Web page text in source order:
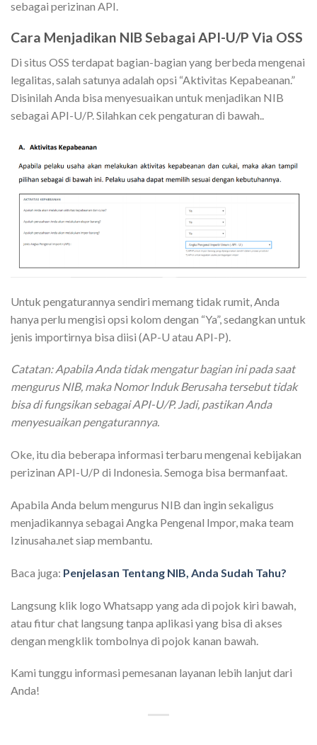
sebagai perizinan API.
Cara Menjadikan NIB Sebagai API-U/P Via OSS
Di situs OSS terdapat bagian-bagian yang berbeda mengenai
legalitas, salah satunya adalah opsi “Aktivitas Kepabeanan.”
Disinilah Anda bisa menyesuaikan untuk menjadikan NIB
sebagai API-U/P. Silahkan cek pengaturan di bawah..
Untuk pengaturannya sendiri memang tidak rumit, Anda
hanya perlu mengisi opsi kolom dengan “Ya”, sedangkan untuk
jenis importirnya bisa diisi (AP-U atau API-P).
Catatan: Apabila Anda tidak mengatur bagian ini pada saat
mengurus NIB, maka Nomor Induk Berusaha tersebut tidak
bisa di fungsikan sebagai API-U/P. Jadi, pastikan Anda
menyesuaikan pengaturannya.
Oke, itu dia beberapa informasi terbaru mengenai kebijakan
perizinan API-U/P di Indonesia. Semoga bisa bermanfaat.
Apabila Anda belum mengurus NIB dan ingin sekaligus
menjadikannya sebagai Angka Pengenal Impor, maka team
Izinusaha.net siap membantu.
Baca juga: Penjelasan Tentang NIB, Anda Sudah Tahu?
Langsung klik logo Whatsapp yang ada di pojok kiri bawah,
atau fitur chat langsung tanpa aplikasi yang bisa di akses
dengan mengklik tombolnya di pojok kanan bawah.
Kami tunggu informasi pemesanan layanan lebih lanjut dari
Anda!